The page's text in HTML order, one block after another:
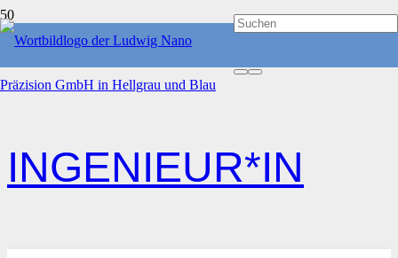
START
INGENIEUR*IN